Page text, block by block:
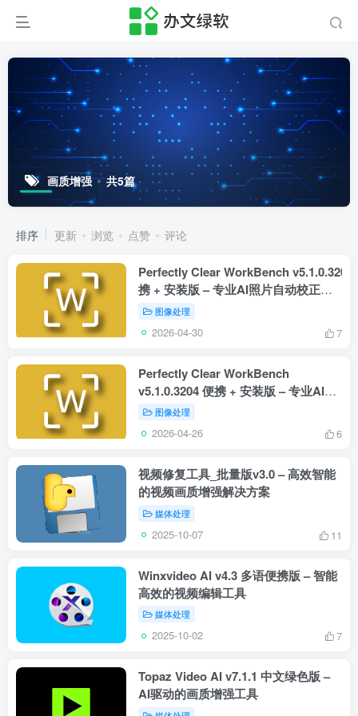
画质增强 共5篇
排序 更新 浏览 点赞 评论
Perfectly Clear WorkBench v5.1.0.3206
携 + 安装版 – 专业AI照片自动校正软
件 图像处理
2026-04-30 7
Perfectly Clear WorkBench
v5.1.0.3204 便携 + 安装版 – 专业AI照
片自动校正软件
图像处理
2026-04-26 6
视频修复工具_批量版v3.0 – 高效智能
的视频画质增强解决方案
媒体处理
2025-10-07 11
Winxvideo AI v4.3 多语便携版 – 智能
高效的视频编辑工具
媒体处理
2025-10-02 7
Topaz Video AI v7.1.1 中文绿色版 –
AI驱动的画质增强工具